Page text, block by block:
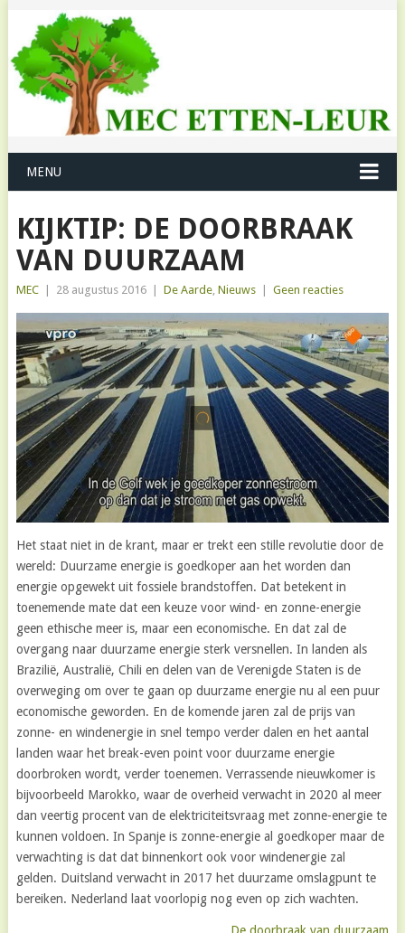
MENU
KIJKTIP: DE DOORBRAAK
VAN DUURZAAM
MEC 28 augustus 2016 De Aarde, Nieuws Geen reacties
Het staat niet in de krant, maar er trekt een stille revolutie door de
wereld: Duurzame energie is goedkoper aan het worden dan
energie opgewekt uit fossiele brandstoffen. Dat betekent in
toenemende mate dat een keuze voor wind- en zonne-energie
geen ethische meer is, maar een economische. En dat zal de
overgang naar duurzame energie sterk versnellen. In landen als
Brazilië, Australië, Chili en delen van de Verenigde Staten is de
overweging om over te gaan op duurzame energie nu al een puur
economische geworden. En de komende jaren zal de prijs van
zonne- en windenergie in snel tempo verder dalen en het aantal
landen waar het break-even point voor duurzame energie
doorbroken wordt, verder toenemen. Verrassende nieuwkomer is
bijvoorbeeld Marokko, waar de overheid verwacht in 2020 al meer
dan veertig procent van de elektriciteitsvraag met zonne-energie te
kunnen voldoen. In Spanje is zonne-energie al goedkoper maar de
verwachting is dat dat binnenkort ook voor windenergie zal
gelden. Duitsland verwacht in 2017 het duurzame omslagpunt te
bereiken. Nederland laat voorlopig nog even op zich wachten.
De doorbraak van duurzaam